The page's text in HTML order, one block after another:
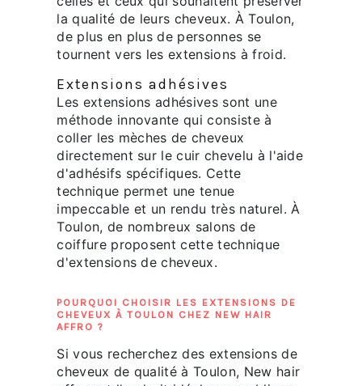
la qualité de leurs cheveux. À Toulon,
de plus en plus de personnes se
tournent vers les extensions à froid.
Extensions adhésives
Les extensions adhésives sont une
méthode innovante qui consiste à
coller les mèches de cheveux
directement sur le cuir chevelu à l'aide
d'adhésifs spécifiques. Cette
technique permet une tenue
impeccable et un rendu très naturel. À
Toulon, de nombreux salons de
coiffure proposent cette technique
d'extensions de cheveux.
POURQUOI CHOISIR LES EXTENSIONS DE
CHEVEUX À TOULON CHEZ NEW HAIR
AFFRO ?
Si vous recherchez des extensions de
cheveux de qualité à Toulon, New hair